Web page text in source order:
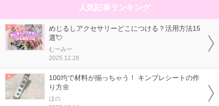
人気記事ランキング
めじるしアクセサリーどこにつける？活用方法15
選💘
むーみー
2025.12.28
100均で材料が揃っちゃう！ キンブレシートの作
り方🌼
ほの